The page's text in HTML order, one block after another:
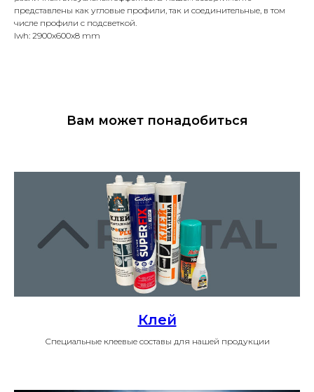
представлены как угловые профили, так и соединительные, в том
числе профили с подсветкой.
lwh: 2900x600x8 mm
Вам может понадобиться
Клей
Специальные клеевые составы для нашей продукции